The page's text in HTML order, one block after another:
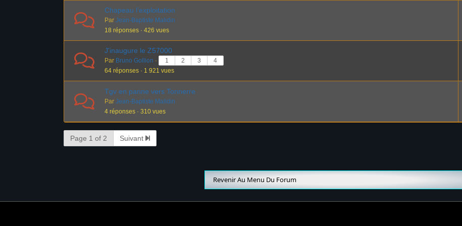
Chapeau l’exploitation
Par Jean-Baptiste Malidin
18 réponses · 426 vues
J'inaugure le Z57000
Par Bruno Gollion · 1 2 3
4
64 réponses · 1 921 vues
Tgv en panne vers Tonnerre
Par Jean-Baptiste Malidin
4 réponses · 310 vues
Page 1 of 2 Suivant
Revenir Au Menu Du Forum